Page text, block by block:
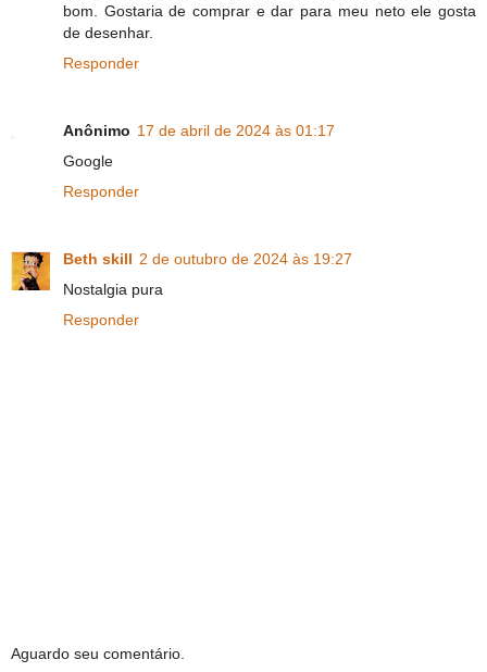
bom. Gostaria de comprar e dar para meu neto ele gosta
de desenhar.
Responder
Anônimo 17 de abril de 2024 às 01:17
Google
Responder
Beth skill 2 de outubro de 2024 às 19:27
Nostalgia pura
Responder
Aguardo seu comentário.